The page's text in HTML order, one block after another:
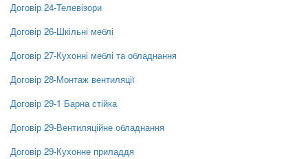
Договір 24-Телевізори
Договір 26-Шкільні меблі
Договір 27-Кухонні меблі та обладнання
Договір 28-Монтаж вентиляції
Договір 29-1 Барна стійка
Договір 29-Вентиляційне обладнання
Договір 29-Кухонне приладдя